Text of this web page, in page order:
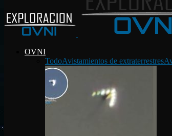
OVNI
TodoAvistamientos de extraterrestres